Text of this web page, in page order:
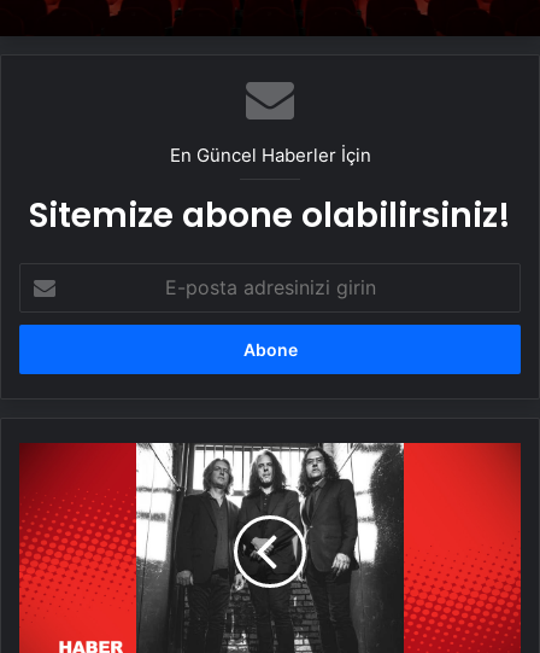
En Güncel Haberler İçin
Sitemize abone olabilirsiniz!
posta
adresinizi
Trio
konseri
CRR'de